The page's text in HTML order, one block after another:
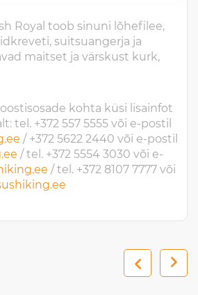
Royal toob sinuni lõhefilee,
suitsuangerja ja
maitset ja värskust kurk,
kohta küsi lisainfot
tel. +372 557 5555 või e-postil
/ +372 5622 2440 või e-postil
/ tel. +372 5554 3030 või e-
/ tel. +372 8107 7777 või